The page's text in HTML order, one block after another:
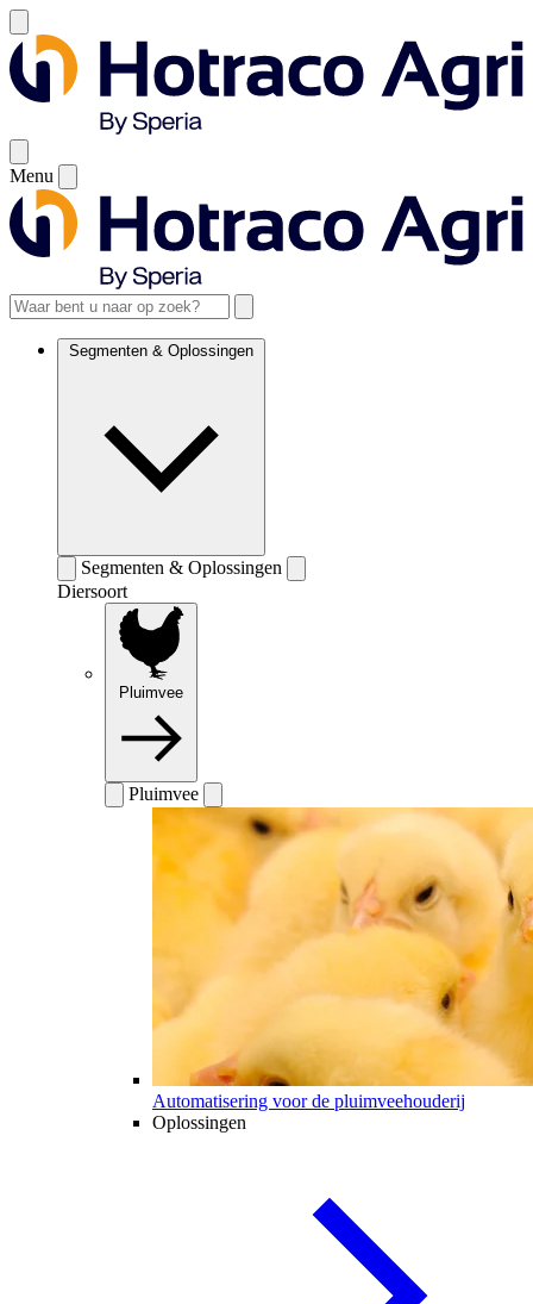
Menu
Segmenten & Oplossingen
Segmenten & Oplossingen
Diersoort
Pluimvee
Pluimvee
Automatisering voor de pluimveehouderij
Oplossingen